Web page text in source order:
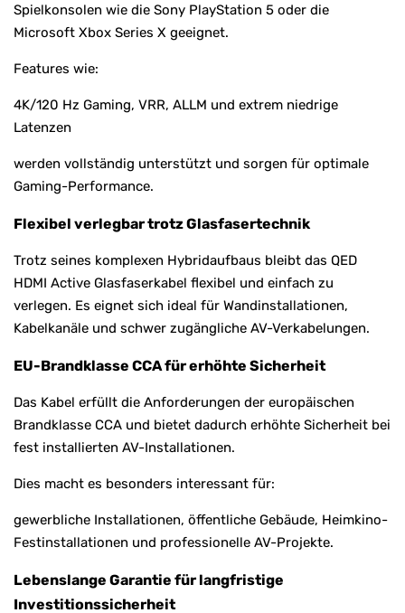
Spielkonsolen wie die Sony PlayStation 5 oder die
Microsoft Xbox Series X geeignet.
Features wie:
4K/120 Hz Gaming, VRR, ALLM und extrem niedrige
Latenzen
werden vollständig unterstützt und sorgen für optimale
Gaming-Performance.
Flexibel verlegbar trotz Glasfasertechnik
Trotz seines komplexen Hybridaufbaus bleibt das QED
HDMI Active Glasfaserkabel flexibel und einfach zu
verlegen. Es eignet sich ideal für Wandinstallationen,
Kabelkanäle und schwer zugängliche AV-Verkabelungen.
EU-Brandklasse CCA für erhöhte Sicherheit
Das Kabel erfüllt die Anforderungen der europäischen
Brandklasse CCA und bietet dadurch erhöhte Sicherheit bei
fest installierten AV-Installationen.
Dies macht es besonders interessant für:
gewerbliche Installationen, öffentliche Gebäude, Heimkino-
Festinstallationen und professionelle AV-Projekte.
Lebenslange Garantie für langfristige
Investitionssicherheit